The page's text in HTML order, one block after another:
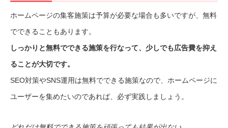
ホームページの集客施策は予算が必要な場合も多いですが、無料
でできることもあります。
しっかりと無料でできる施策を行なって、少しでも広告費を抑え
ることが大切です。
SEO対策やSNS運用は無料でできる施策なので、ホームページに
ユーザーを集めたいのであれば、必ず実践しましょう。